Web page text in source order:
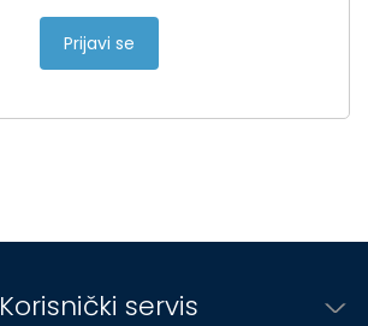
Prijavi se
Korisnički servis